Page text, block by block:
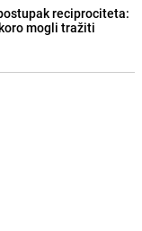
reciprociteta:
mogli tražiti